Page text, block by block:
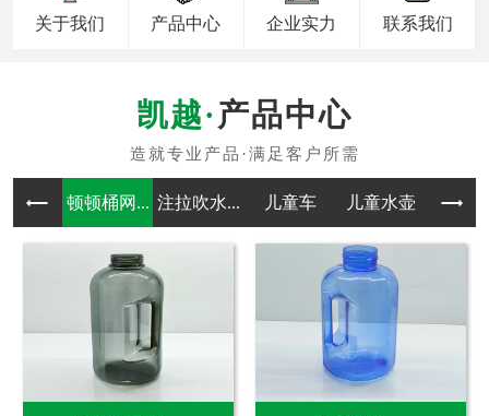
关于我们 产品中心 企业实力 联系我们
产品中心
顿顿桶网... 注拉吹水... 儿童车 儿童水壶 吹塑